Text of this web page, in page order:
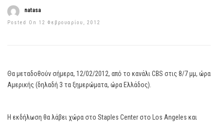
natasa
Posted On 12 Φεβρουαρίου, 2012
Θα μεταδοθούν σήμερα, 12/02/2012, από το κανάλι CBS στις 8/7 μμ, ώρα
Αμερικής (δηλαδή 3 τα ξημερώματα, ώρα Ελλάδος).
Η εκδήλωση θα λάβει χώρα στο Staples Center στο Los Angeles και